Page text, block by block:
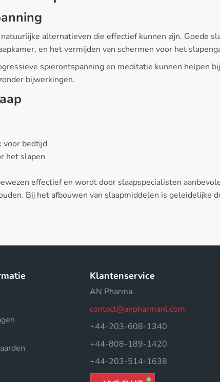
alternatieven die effectief kunnen zijn. Goede
en het vermijden van schermen voor het
spierontspanning en meditatie kunnen helpen
bijwerkingen.
voor bedtijd
het slapen
effectief en wordt door slaapspecialisten
Bij het afbouwen van slaapmiddelen is geleidelijke
Klantenservice
AN Pharma
contact@anpharmanl.com
+44-203-608-1340
+44-808-189-1420
+44-203-514-1638